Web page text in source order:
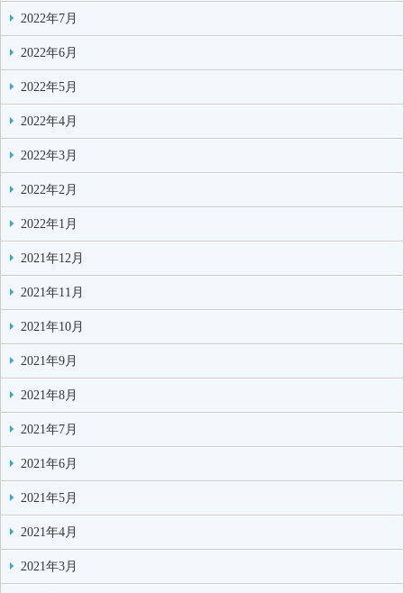
2022年7月
2022年6月
2022年5月
2022年4月
2022年3月
2022年2月
2022年1月
2021年12月
2021年11月
2021年10月
2021年9月
2021年8月
2021年7月
2021年6月
2021年5月
2021年4月
2021年3月